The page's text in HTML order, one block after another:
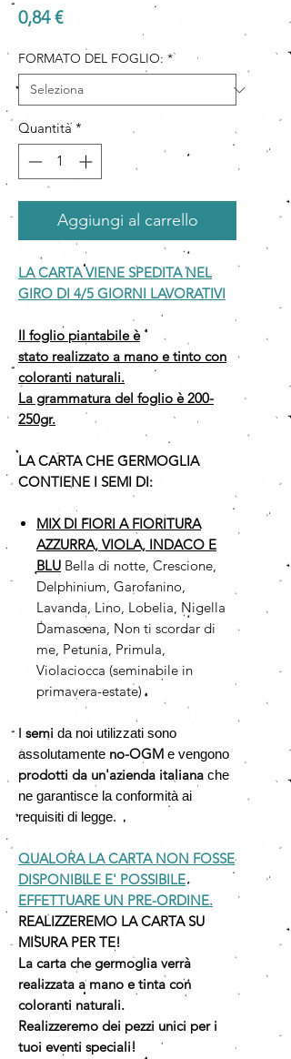
0,84 €Prezzo
FORMATO DEL FOGLIO: *
Quantità *
Aggiungi al carrello
LA CARTA VIENE SPEDITA NEL
GIRO DI 4/5 GIORNI LAVORATIVI
Il foglio piantabile è
stato realizzato a mano e tinto con
coloranti naturali.
La grammatura del foglio è 200-
250gr.
LA CARTA CHE GERMOGLIA
CONTIENE I SEMI DI:
MIX DI FIORI A FIORITURA
AZZURRA, VIOLA, INDACO E
BLU Bella di notte, Crescione,
Delphinium, Garofanino,
Lavanda, Lino, Lobelia, Nigella
Damascena, Non ti scordar di
me, Petunia, Primula,
Violaciocca (seminabile in
primavera-estate)
I semi da noi utilizzati sono
assolutamente no-OGM e vengono
prodotti da un'azienda italiana che
ne garantisce la conformità ai
requisiti di legge.
QUALORA LA CARTA NON FOSSE
DISPONIBILE E' POSSIBILE
EFFETTUARE UN PRE-ORDINE.
REALIZZEREMO LA CARTA SU
MISURA PER TE!
La carta che germoglia verrà
realizzata a mano e tinta con
coloranti naturali.
Realizzeremo dei pezzi unici per i
tuoi eventi speciali!